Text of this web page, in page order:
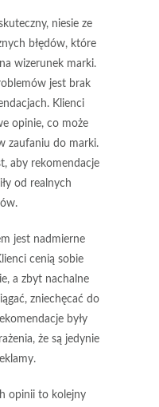
niesie ze
błędów, które
wizerunek marki.
jest brak
Klienci
opinie, co może
zaufaniu do marki.
aby rekomendacje
od realnych
jest nadmierne
cenią sobie
a zbyt nachalne
zniechęcać do
były
że są jedynie
opiniito kolejny